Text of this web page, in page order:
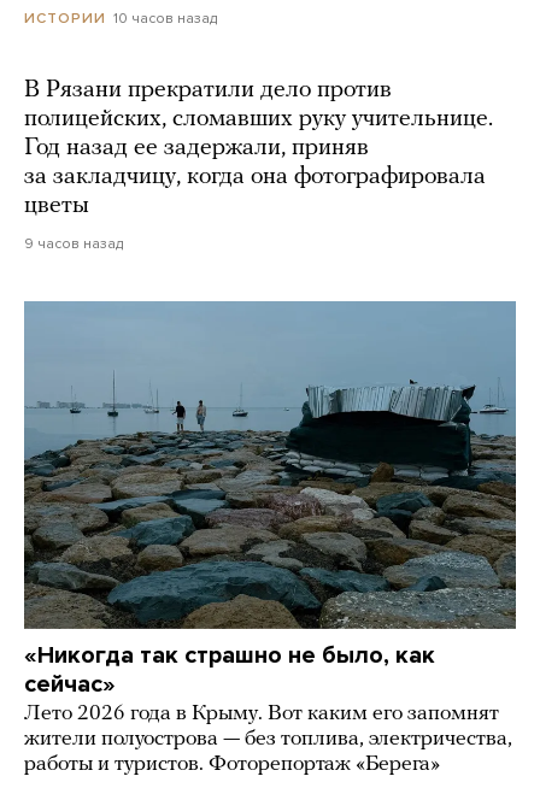
ИСТОРИИ 10 часов назад
В Рязани прекратили дело против
полицейских, сломавших руку учительнице.
Год назад ее задержали, приняв
за закладчицу, когда она фотографировала
цветы
9 часов назад
«Никогда так страшно не было, как
сейчас»
Лето 2026 года в Крыму. Вот каким его запомнят
жители полуострова — без топлива, электричества,
работы и туристов. Фоторепортаж «Берега»